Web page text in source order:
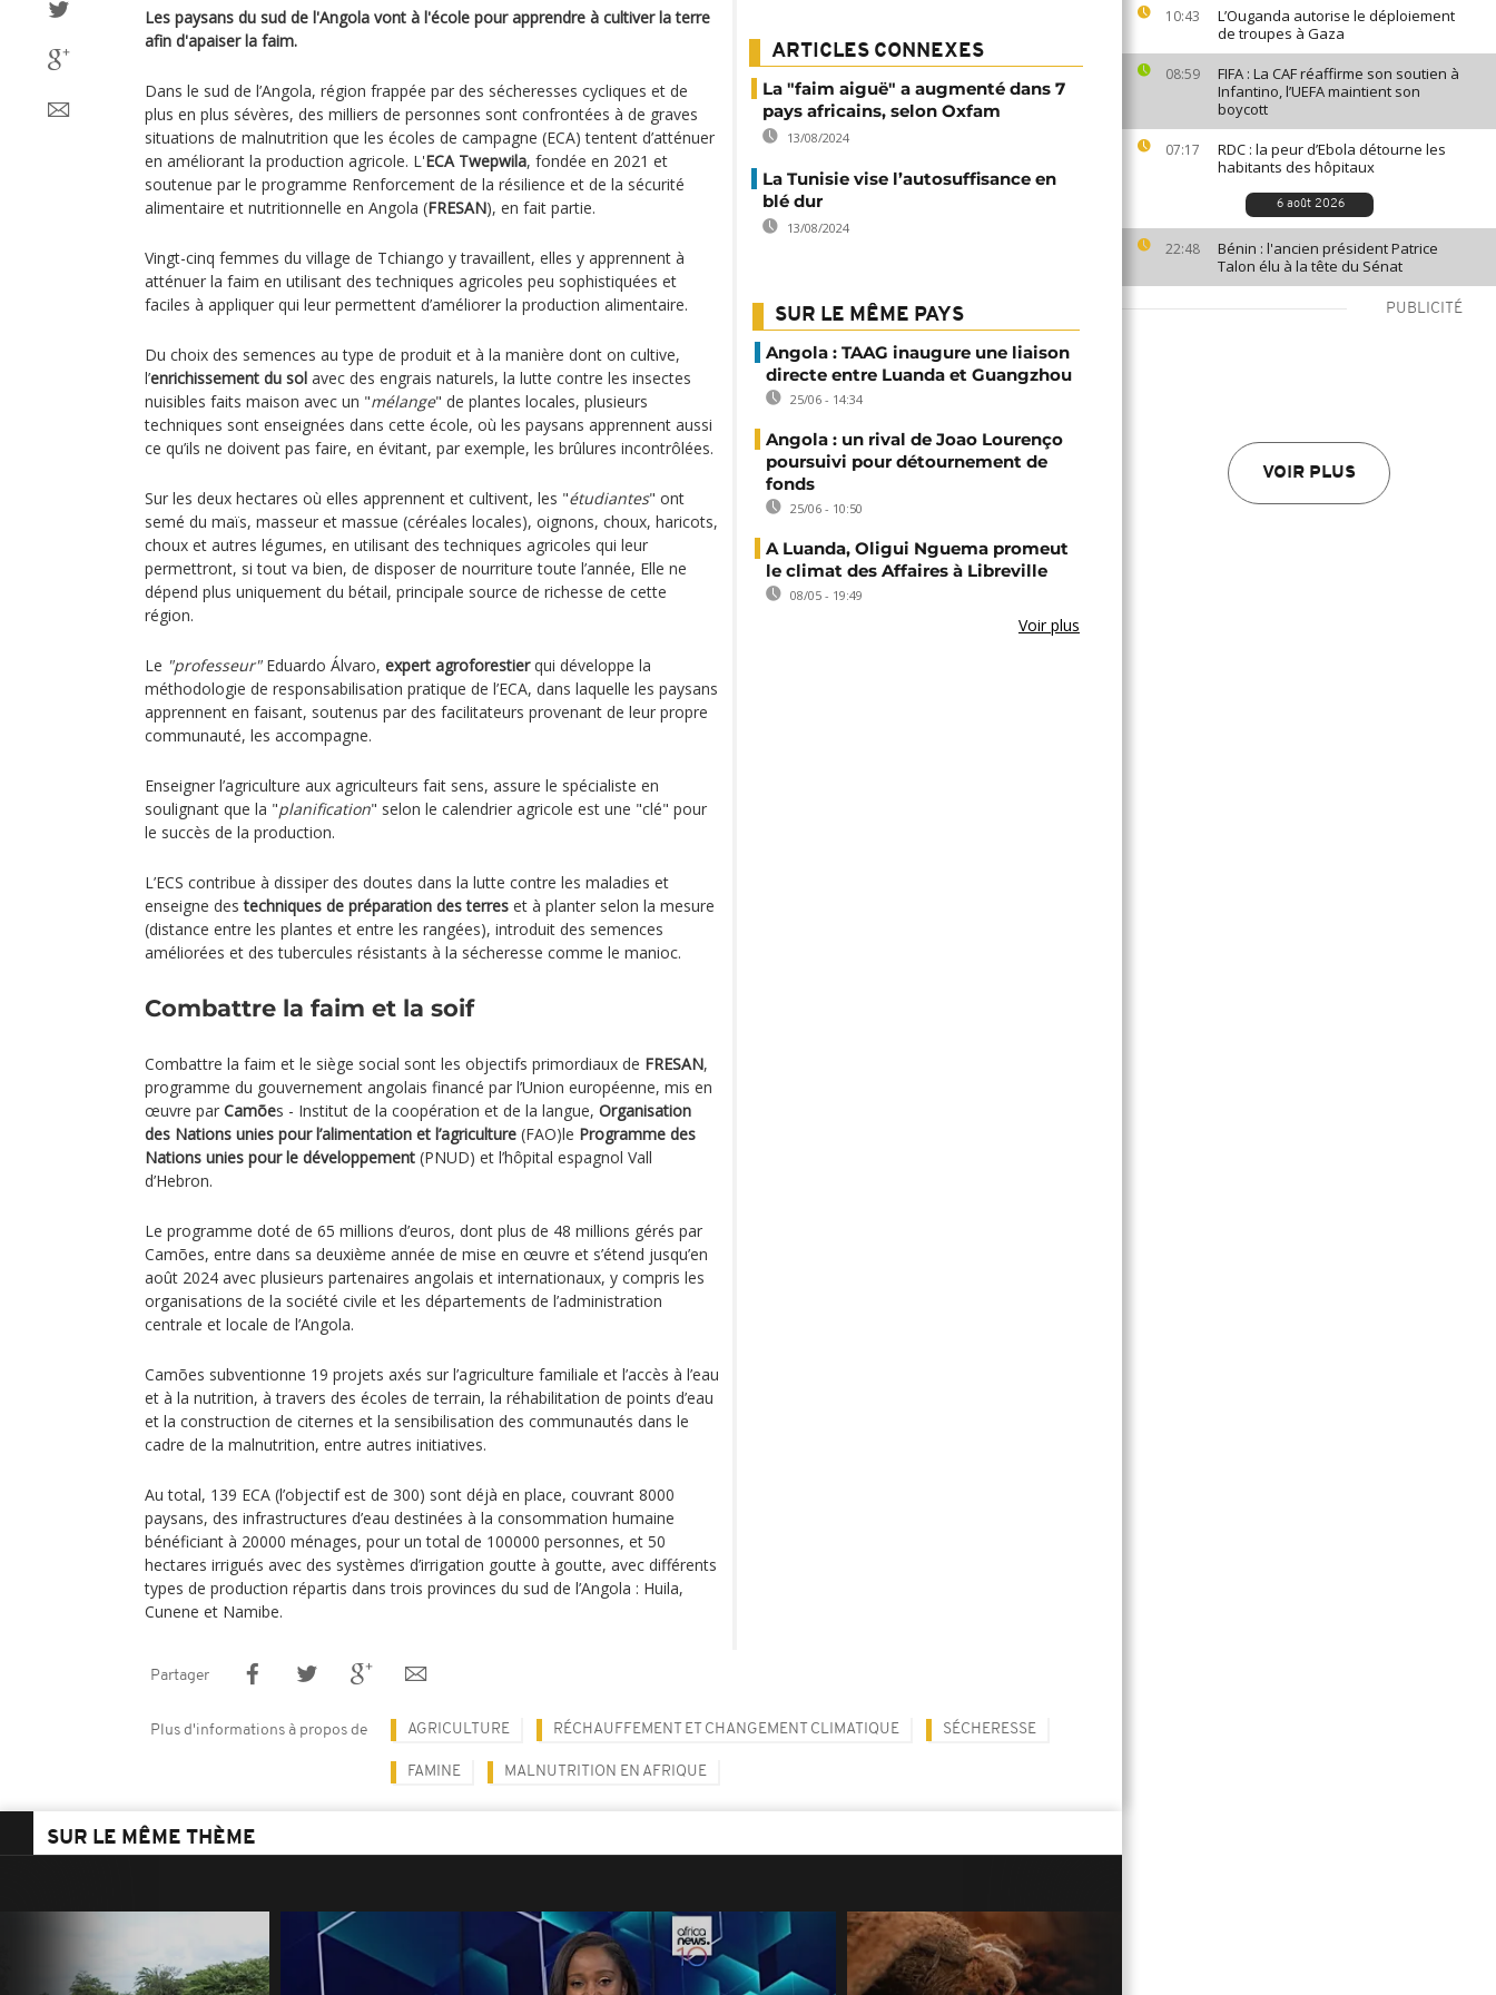
10:43
L’Ouganda autorise le déploiement
de troupes à Gaza
08:59
FIFA : La CAF réaffirme son soutien à
Infantino, l’UEFA maintient son
boycott
07:17
RDC : la peur d’Ebola détourne les
habitants des hôpitaux
6 août 2026
22:48
Bénin : l'ancien président Patrice
Talon élu à la tête du Sénat
PUBLICITÉ
VOIR PLUS
Les paysans du sud de l'Angola vont à l'école pour apprendre à cultiver la terre
afin d'apaiser la faim.
Dans le sud de l’Angola, région frappée par des sécheresses cycliques et de
plus en plus sévères, des milliers de personnes sont confrontées à de graves
situations de malnutrition que les écoles de campagne (ECA) tentent d’atténuer
en améliorant la production agricole. L'ECA Twepwila, fondée en 2021 et
soutenue par le programme Renforcement de la résilience et de la sécurité
alimentaire et nutritionnelle en Angola (FRESAN), en fait partie.
Vingt-cinq femmes du village de Tchiango y travaillent, elles y apprennent à
atténuer la faim en utilisant des techniques agricoles peu sophistiquées et
faciles à appliquer qui leur permettent d’améliorer la production alimentaire.
Du choix des semences au type de produit et à la manière dont on cultive,
l’enrichissement du sol avec des engrais naturels, la lutte contre les insectes
nuisibles faits maison avec un "mélange" de plantes locales, plusieurs
techniques sont enseignées dans cette école, où les paysans apprennent aussi
ce qu’ils ne doivent pas faire, en évitant, par exemple, les brûlures incontrôlées.
Sur les deux hectares où elles apprennent et cultivent, les "étudiantes" ont
semé du maïs, masseur et massue (céréales locales), oignons, choux, haricots,
choux et autres légumes, en utilisant des techniques agricoles qui leur
permettront, si tout va bien, de disposer de nourriture toute l’année, Elle ne
dépend plus uniquement du bétail, principale source de richesse de cette
région.
Le "professeur"Eduardo Álvaro, expert agroforestierqui développe la
méthodologie de responsabilisation pratique de l’ECA, dans laquelle les paysans
apprennent en faisant, soutenus par des facilitateurs provenant de leur propre
communauté, les accompagne.
Enseigner l’agriculture aux agriculteurs fait sens, assure le spécialiste en
soulignant que la "planification" selon le calendrier agricole est une "clé" pour
le succès de la production.
L’ECS contribue à dissiper des doutes dans la lutte contre les maladies et
enseigne destechniques de préparation des terres et à planter selon la mesure
(distance entre les plantes et entre les rangées), introduit des semences
améliorées et des tubercules résistants à la sécheresse comme le manioc.
Combattre la faim et la soif
Combattre la faim et le siège social sont les objectifs primordiaux de FRESAN,
programme du gouvernement angolais financé par l’Union européenne, mis en
œuvre par Camões - Institut de la coopération et de la langue, Organisation
des Nations unies pour l’alimentation et l’agriculture (FAO)le Programme des
Nations unies pour le développement (PNUD) et l’hôpital espagnol Vall
d’Hebron.
Le programme doté de 65 millions d’euros, dont plus de 48 millions gérés par
Camões, entre dans sa deuxième année de mise en œuvre et s’étend jusqu’en
août 2024 avec plusieurs partenaires angolais et internationaux, y compris les
organisations de la société civile et les départements de l’administration
centrale et locale de l’Angola.
Camões subventionne 19 projets axés sur l’agriculture familiale et l’accès à l’eau
et à la nutrition, à travers des écoles de terrain, la réhabilitation de points d’eau
et la construction de citernes et la sensibilisation des communautés dans le
cadre de la malnutrition, entre autres initiatives.
Au total, 139 ECA (l’objectif est de 300) sont déjà en place, couvrant 8000
paysans, des infrastructures d’eau destinées à la consommation humaine
bénéficiant à 20000 ménages, pour un total de 100000 personnes, et 50
hectares irrigués avec des systèmes d’irrigation goutte à goutte, avec différents
types de production répartis dans trois provinces du sud de l’Angola : Huila,
Cunene et Namibe.
ARTICLES CONNEXES
La "faim aiguë" a augmenté dans 7
pays africains, selon Oxfam
13/08/2024
La Tunisie vise l’autosuffisance en
blé dur
13/08/2024
SUR LE MÊME PAYS
Angola : TAAG inaugure une liaison
directe entre Luanda et Guangzhou
25/06 - 14:34
Angola : un rival de Joao Lourenço
poursuivi pour détournement de
fonds
25/06 - 10:50
A Luanda, Oligui Nguema promeut
le climat des Affaires à Libreville
08/05 - 19:49
Voir plus
Partager
Plus d'informations à propos de AGRICULTURE RÉCHAUFFEMENT ET CHANGEMENT CLIMATIQUE SÉCHERESSE
FAMINE MALNUTRITION EN AFRIQUE
SUR LE MÊME THÈME